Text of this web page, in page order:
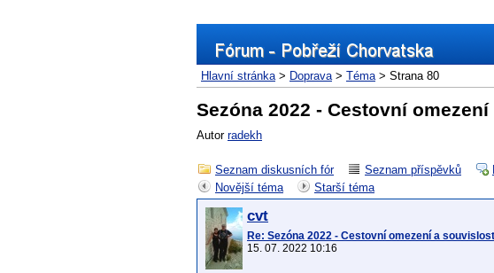
Hlavní stránka> Doprava> Téma> Strana 80
Sezóna 2022 - Cestovní
Autor radekh
Seznam diskusních fór Seznam příspěvků
Novější téma Starší téma
cvt
Re: Sezóna 2022 - Cestovní omezení a
15. 07. 2022 10:16